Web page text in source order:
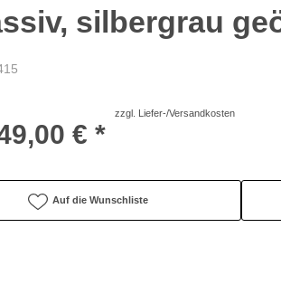
silbergrau
€ *
zzgl. Liefer-/Versandkosten
Auf die Wunschliste